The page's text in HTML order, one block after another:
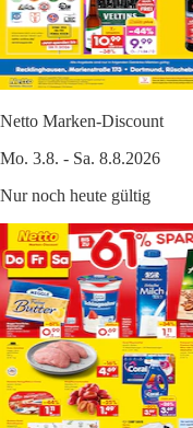
Netto Marken-Discount
Mo. 3.8. - Sa. 8.8.2026
Nur noch heute gültig